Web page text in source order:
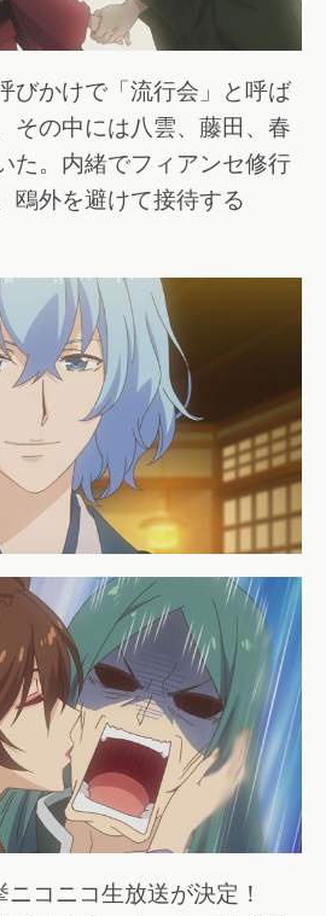
びかけで「流行会」と呼ば
その中には八雲、藤田、春
た。内緒でフィアンセ修行
鴎外を避けて接待する
コニコ生放送が決定！